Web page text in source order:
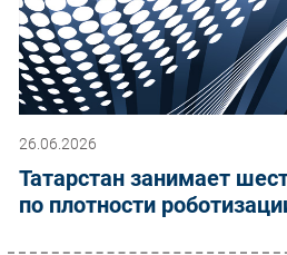
26.06.2026
Татарстан занимает
по плотности